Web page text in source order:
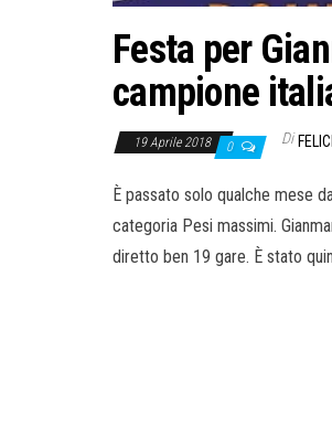
Festa per
campione
19 Aprile 2018 0 Di
È passato solo qualche mese
categoria Pesi massimi.
diretto ben 19 gare. È stato